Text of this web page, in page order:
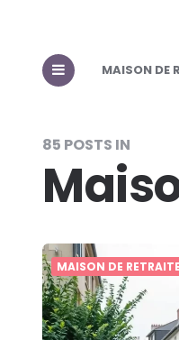
MAISON DE
85 POSTS IN
MAISON DE